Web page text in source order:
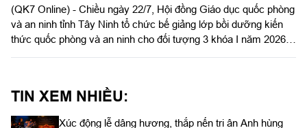
(QK7 Online) - Chiều ngày 22/7, Hội đồng Giáo dục quốc phòng
và an ninh tỉnh Tây Ninh tổ chức bế giảng lớp bồi dưỡng kiến
thức quốc phòng và an ninh cho đối tượng 3 khóa I năm 2026.
TIN XEM NHIỀU:
Xúc động lễ dâng hương, thắp nến tri ân Anh hùng